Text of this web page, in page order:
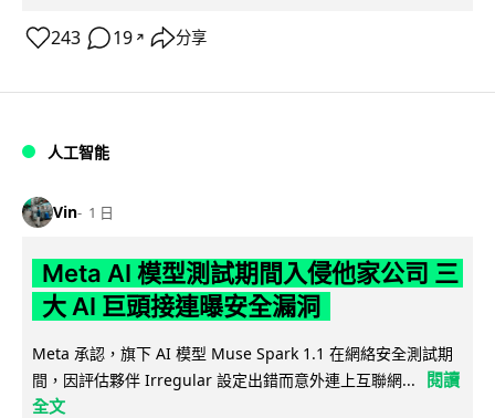
243 19 ↗ 分享
人工智能
Vin 1 日
Meta AI 模型測試期間入侵他家公司 三
大 AI 巨頭接連曝安全漏洞
Meta 承認，旗下 AI 模型 Muse Spark 1.1 在網絡安全測試期
間，因評估夥伴 Irregular 設定出錯而意外連上互聯網...
閱讀
全文